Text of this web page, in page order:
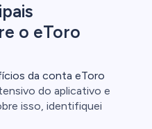
o eToro
da conta eToro
do aplicativo e
isso, identifiquei